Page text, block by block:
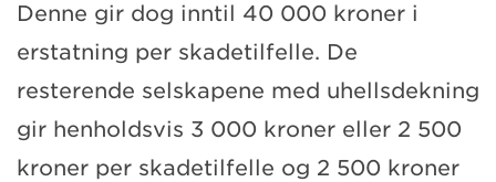
Denne gir dog inntil 40 000 kroner i
erstatning per skadetilfelle. De
resterende selskapene med uhellsdekning
gir henholdsvis 3 000 kroner eller 2 500
kroner per skadetilfelle og 2 500 kroner